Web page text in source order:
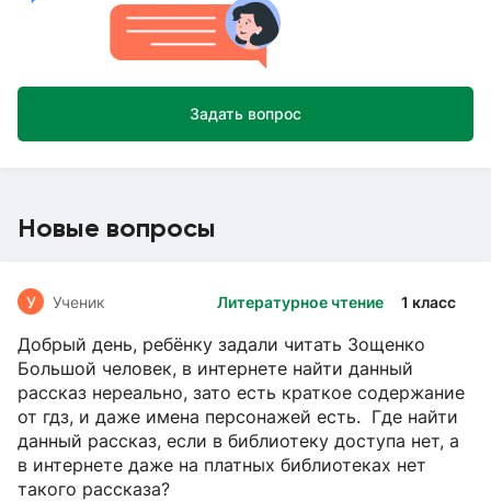
Задать вопрос
Новые вопросы
Литературное чтение 1 класс
У Ученик
Добрый день, ребёнку задали читать Зощенко
Большой человек, в интернете найти данный
рассказ нереально, зато есть краткое содержание
от гдз, и даже имена персонажей есть. Где найти
данный рассказ, если в библиотеку доступа нет, а
в интернете даже на платных библиотеках нет
такого рассказа?